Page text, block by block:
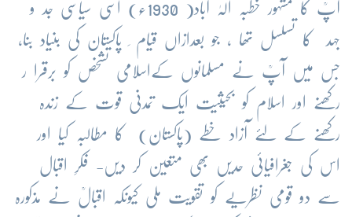
آپؒ کا مشہور خطبہ الہٰ آباد( 1930ء) اسی سیاسی جد و
جہد کا تسلسل تھا ، جو بعدازاں قیام ِ پاکستان کی بنیاد بنا،
جس میں آپؒ نے مسلمانوں کےاسلامی تشخص کو برقرا ر
رکھنے اور اسلام کو بحیثیت ایک تمدنی قوت کے زندہ
رکھنے کے لئے آزاد خطے (پاکستان) کا مطالبہ کیا اور
اس کی جغرافیائی حدیں بھی متعین کر دیں- فکرِ اقبال
سے دو قومی نظریے کو تقویت ملی کیونکہ اقبالؒ نے مذکورہ